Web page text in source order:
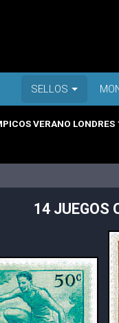
SELLOS
VERANO LONDRES
14 JUEGOS